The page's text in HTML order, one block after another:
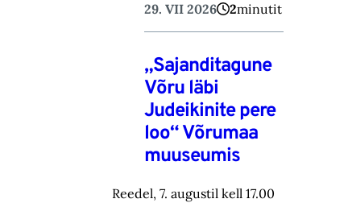
29. VII 2026
2minutit
„Sajanditagune
Võru läbi
Judeikinite pere
loo“ Võrumaa
muuseumis
Reedel, 7. augustil kell 17.00